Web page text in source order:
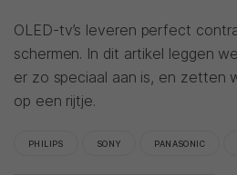
OLED-tv’s leveren perfect
schermen. In dit artikel leggen
er zo speciaal aan is, en zetten
op een rijtje.
PHILIPS SONY PANASONIC